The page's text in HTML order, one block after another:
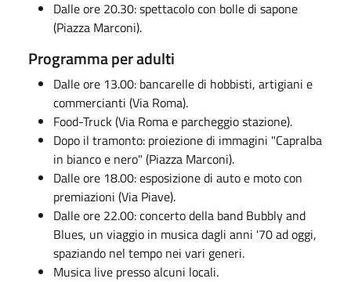
Dalle ore 20.30: spettacolo con bolle di sapone
(Piazza Marconi).
Programma per adulti
Dalle ore 13.00: bancarelle di hobbisti, artigiani e
commercianti (Via Roma).
Food-Truck (Via Roma e parcheggio stazione).
Dopo il tramonto: proiezione di immagini "Capralba
in bianco e nero" (Piazza Marconi).
Dalle ore 18.00: esposizione di auto e moto con
premiazioni (Via Piave).
Dalle ore 22.00: concerto della band Bubbly and
Blues, un viaggio in musica dagli anni '70 ad oggi,
spaziando nel tempo nei vari generi.
Musica live presso alcuni locali.